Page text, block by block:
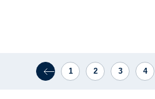
1 2 3 4